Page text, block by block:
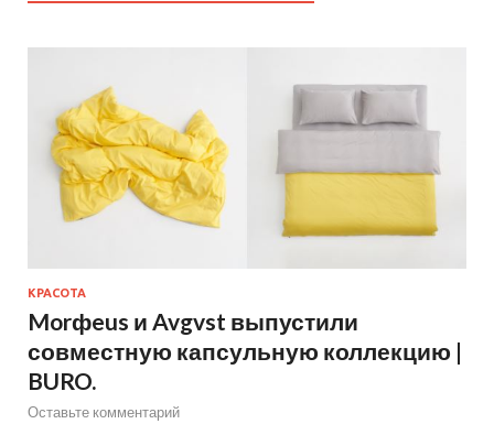
КРАСОТА
Morфeus и Avgvst выпустили
совместную капсульную коллекцию |
BURO.
Оставьте комментарий